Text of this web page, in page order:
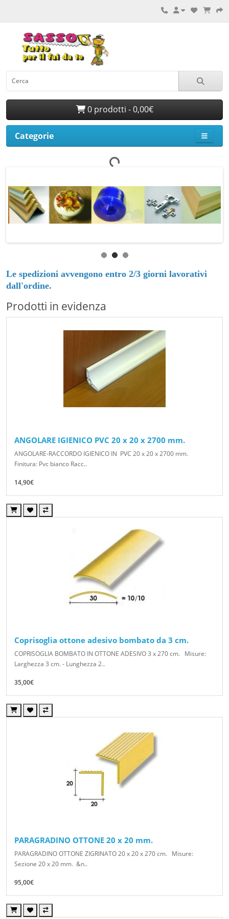
0 prodotti - 0,00€
Categorie
Le spedizioni avvengono entro 2/3 giorni lavorativi
dall'ordine.
Prodotti in evidenza
ANGOLARE IGIENICO PVC 20 x 20 x 2700 mm.
ANGOLARE-RACCORDO IGIENICO IN PVC 20 x 20 x 2700 mm.
Finitura: Pvc bianco Racc..
14,90€
Coprisoglia ottone adesivo bombato da 3 cm.
COPRISOGLIA BOMBATO IN OTTONE ADESIVO 3 x 270 cm. Misure:
Larghezza 3 cm. - Lunghezza 2..
35,00€
PARAGRADINO OTTONE 20 x 20 mm.
PARAGRADINO OTTONE ZIGRINATO 20 x 20 x 270 cm. Misure:
Sezione 20 x 20 mm. &n..
95,00€